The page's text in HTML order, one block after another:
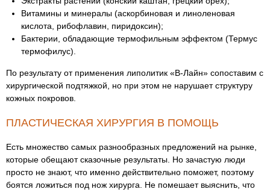
Витамины и минералы (аскорбиновая и линоленовая
кислота, рибофлавин, пиридоксин);
Бактерии, обладающие термофильным эффектом (Термус
термофилус).
По результату от применения липолитик «В-Лайн» сопоставим с
хирургической подтяжкой, но при этом не нарушает структуру
кожных покровов.
ПЛАСТИЧЕСКАЯ ХИРУРГИЯ В ПОМОЩЬ
Есть множество самых разнообразных предложений на рынке,
которые обещают сказочные результаты. Но зачастую люди
просто не знают, что именно действительно поможет, поэтому
боятся ложиться под нож хирурга. Не помешает выяснить, что